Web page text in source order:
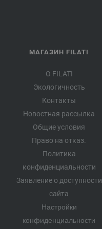
МАГАЗИН FILATI
О FILATI
Экологичность
Контакты
Новостная рассылка
Общие условия
Право на отказ.
Политика
конфиденциальности
Заявление о доступности
сайта
Настройки
конфиденциальности